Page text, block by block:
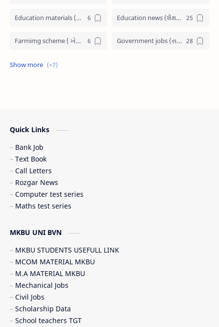
Education materials (શૈક્ષણિક પુસ્તકો) Education news (શૈક્ષણિક સમાચાર)
Farmimg scheme ( ખેતીવાડી યોજના ) Government jobs (સરકારી નોકરી)
Quick Links
Bank Job
Text Book
Call Letters
Rozgar News
Computer test series
Maths test series
MKBU UNI BVN
MKBU STUDENTS USEFULL LINK
MCOM MATERIAL MKBU
M.A MATERIAL MKBU
Mechanical Jobs
Civil Jobs
Scholarship Data
School teachers TGT